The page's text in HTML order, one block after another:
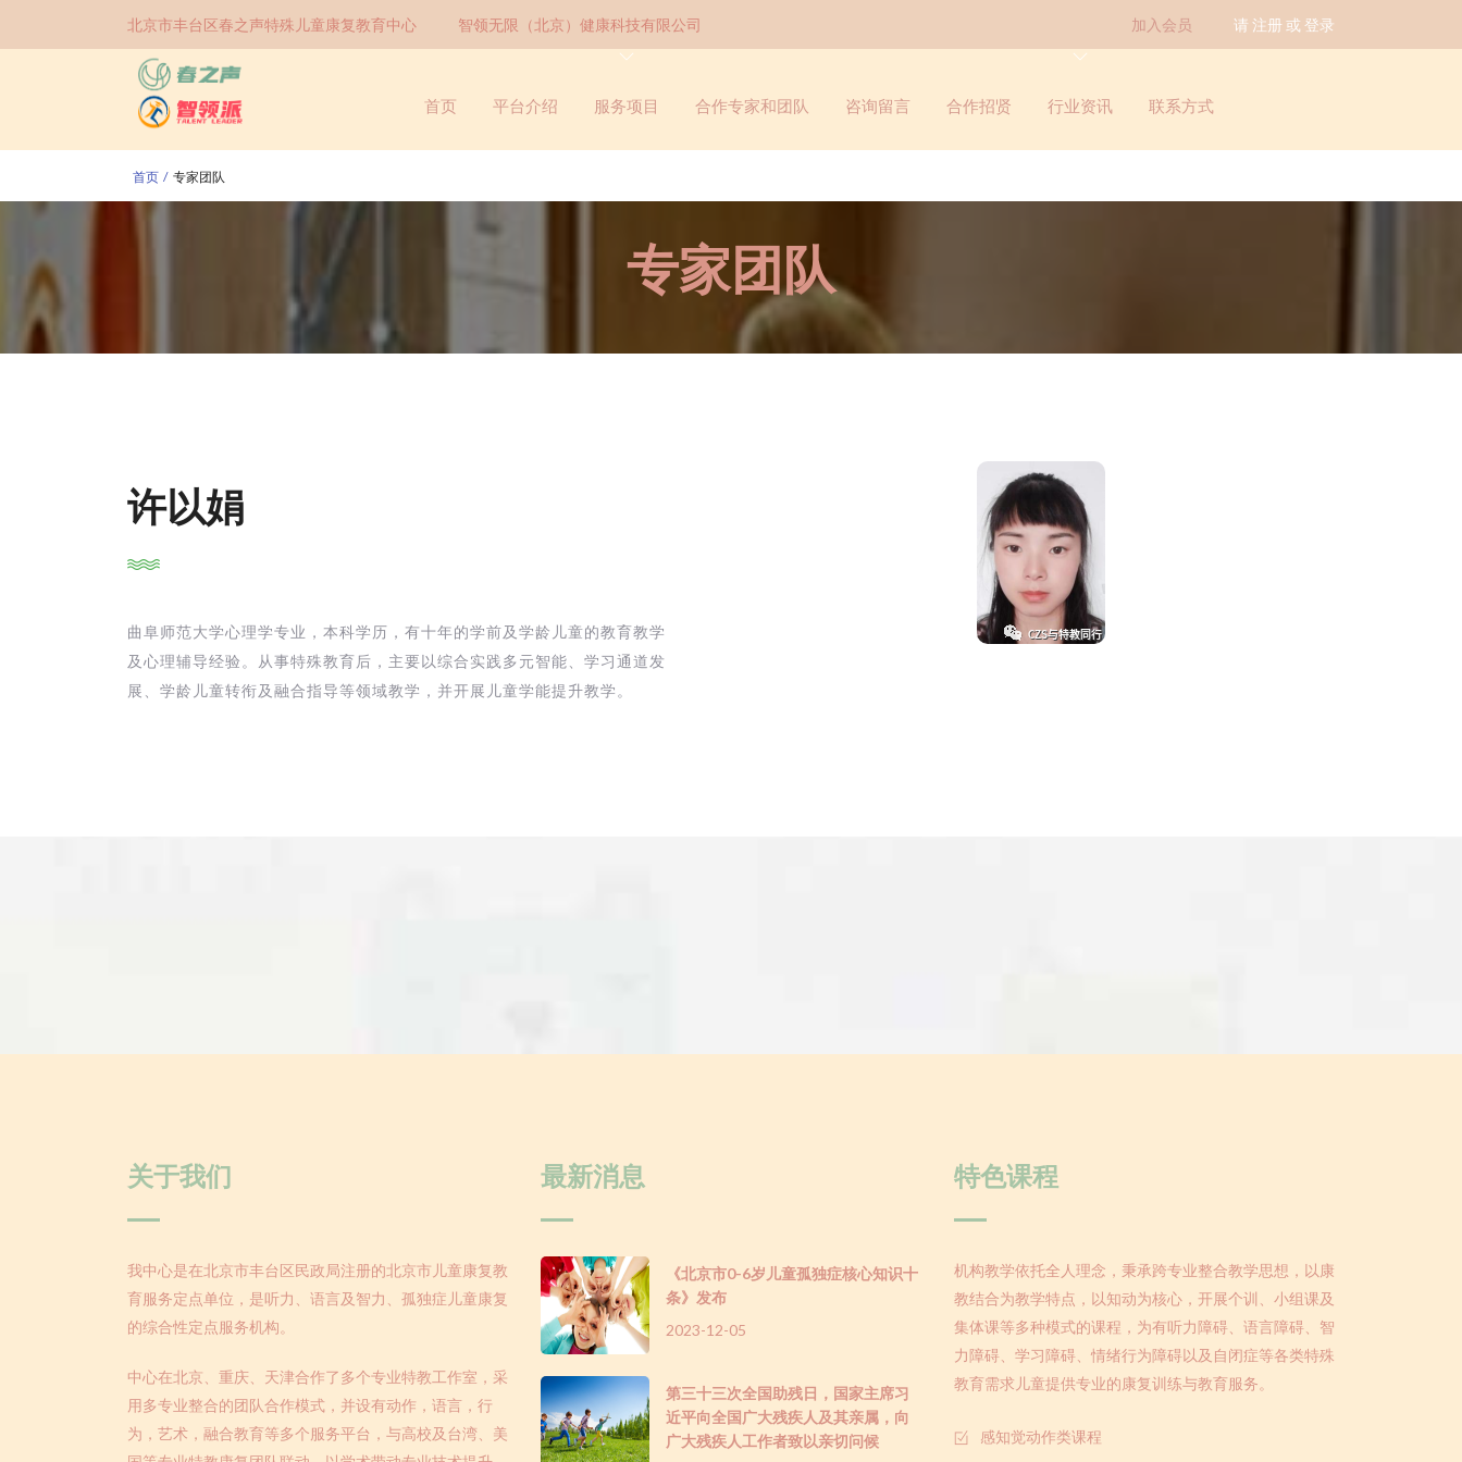
北京市丰台区春之声特殊儿童康复教育中心 智领无限（北京）健康科技有限公司 加入会员 请 注册或 登录
首页 平台介绍 服务项目 合作专家和团队 咨询留言 合作招贤 行业资讯 联系方式
首页 专家团队
专家团队
许以娟
曲阜师范大学心理学专业，本科学历，有十年的学前及学龄儿童的教育教学
及心理辅导经验。从事特殊教育后，主要以综合实践多元智能、学习通道发
展、学龄儿童转衔及融合指导等领域教学，并开展儿童学能提升教学。
关于我们
我中心是在北京市丰台区民政局注册的北京市儿童康复教
育服务定点单位，是听力、语言及智力、孤独症儿童康复
的综合性定点服务机构。
中心在北京、重庆、天津合作了多个专业特教工作室，采
用多专业整合的团队合作模式，并设有动作，语言，行
为，艺术，融合教育等多个服务平台，与高校及台湾、美
最新消息
《北京市0-6岁儿童孤独症核心知识十
条》发布
2023-12-05
第三十三次全国助残日，国家主席习
近平向全国广大残疾人及其亲属，向
广大残疾人工作者致以亲切问候
特色课程
机构教学依托全人理念，秉承跨专业整合教学思想，以康
教结合为教学特点，以知动为核心，开展个训、小组课及
集体课等多种模式的课程，为有听力障碍、语言障碍、智
力障碍、学习障碍、情绪行为障碍以及自闭症等各类特殊
教育需求儿童提供专业的康复训练与教育服务。
感知觉动作类课程